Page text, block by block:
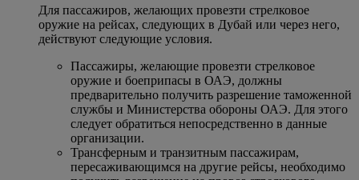
Для пассажиров, желающих провезти стрелковое
оружие на рейсах, следующих в Дубай или через него,
действуют следующие условия.
Пассажиры, желающие провезти стрелковое
оружие и боеприпасы в ОАЭ, должны
предварительно получить разрешение таможенной
службы и Министерства обороны ОАЭ. Для этого
следует обратиться непосредственно в данные
организации.
Трансферным и транзитным пассажирам,
пересаживающимся на другие рейсы, необходимо